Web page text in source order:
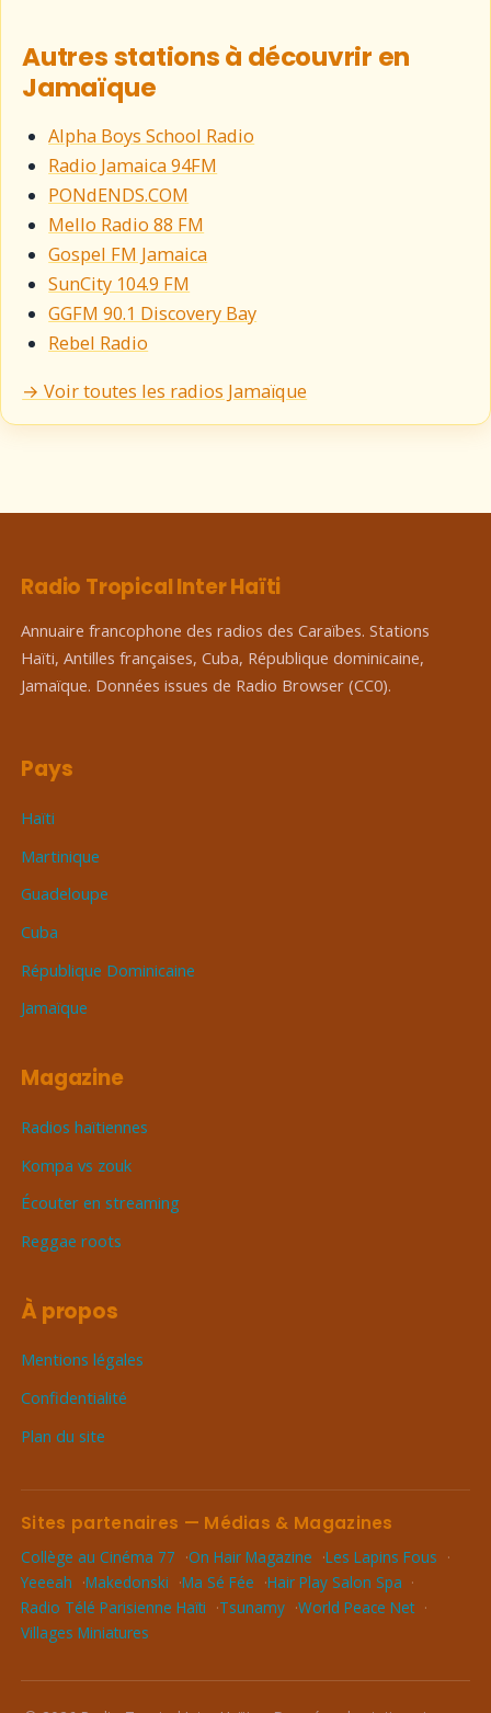
Autres stations à découvrir en
Jamaïque
Alpha Boys School Radio
Radio Jamaica 94FM
PONdENDS.COM
Mello Radio 88 FM
Gospel FM Jamaica
SunCity 104.9 FM
GGFM 90.1 Discovery Bay
Rebel Radio
→ Voir toutes les radios Jamaïque
Radio Tropical Inter Haïti
Annuaire francophone des radios des Caraïbes. Stations
Haïti, Antilles françaises, Cuba, République dominicaine,
Jamaïque. Données issues de Radio Browser (CC0).
Pays
Haïti
Martinique
Guadeloupe
Cuba
République Dominicaine
Jamaïque
Magazine
Radios haïtiennes
Kompa vs zouk
Écouter en streaming
Reggae roots
À propos
Mentions légales
Confidentialité
Plan du site
Sites partenaires — Médias & Magazines
Collège au Cinéma 77 On Hair Magazine
Les Lapins Fous
Yeeeah
Makedonski Ma Sé Fée
Hair Play Salon Spa
Radio Télé Parisienne Haïti
Tsunamy
World Peace Net
Villages Miniatures